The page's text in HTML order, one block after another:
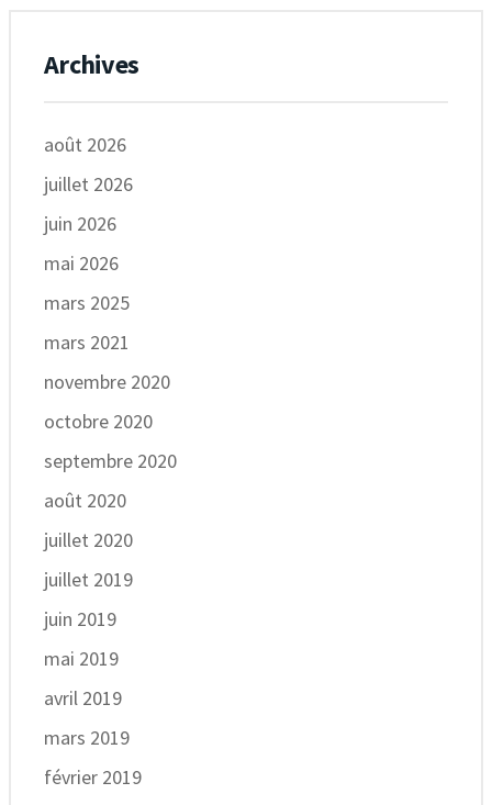
Archives
août 2026
juillet 2026
juin 2026
mai 2026
mars 2025
mars 2021
novembre 2020
octobre 2020
septembre 2020
août 2020
juillet 2020
juillet 2019
juin 2019
mai 2019
avril 2019
mars 2019
février 2019